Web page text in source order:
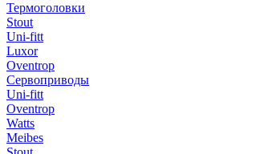
Термоголовки
Stout
Uni-fitt
Luxor
Oventrop
Сервоприводы
Uni-fitt
Oventrop
Watts
Meibes